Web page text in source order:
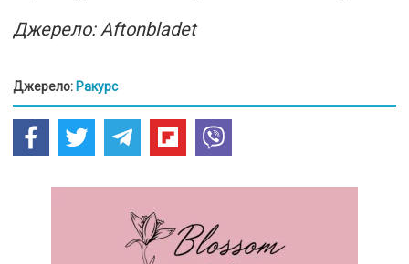
Джерело: Aftonbladet
Джерело: Ракурс